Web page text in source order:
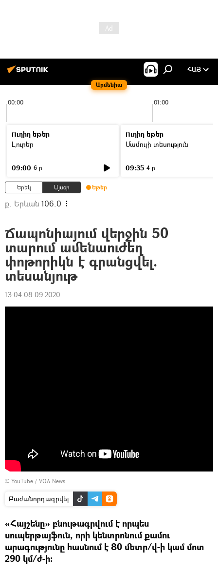
Արմենիա
ՀԱՅ
00:00 01:00
Ուղիղ եթեր
Լուրեր
09:00 6 ր
Ուղիղ եթեր
Մամուլի տեսություն
09:35 4 ր
Երեկ Այսօր Եթեր
ք. Երևան 106.0
Ճապոնիայում վերջին 50
տարում ամենաուժեղ
փոթորիկն է գրանցվել.
տեսանյութ
13:04 08.09.2020
© YouTube / VOA News
Բաժանորդագրվել
«Հայշենը» բնութագրվում է որպես
սուպերթայֆուն, որի կենտրոնում քամու
արագությունը հասնում է 80 մետր/վ-ի կամ մոտ
290 կմ/ժ-ի։